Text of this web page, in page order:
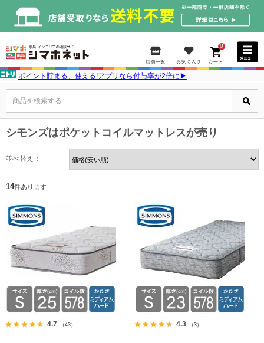
0
ポイント貯まる、使える!アプリなら付与率が2倍に▶
商品を検索する
シモンズはポケットコイルマットレスが売り
並べ替え：
14件あります
4.7 （43） 4.3 （3）